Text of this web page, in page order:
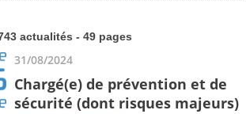
actualités - 49 pages
31/08/2024
Chargé(e) de prévention et de
sécurité (dont risques majeurs)